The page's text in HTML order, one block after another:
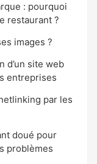
: pourquoi
restaurant ?
images ?
d’un site web
entreprises
par les
doué pour
problèmes